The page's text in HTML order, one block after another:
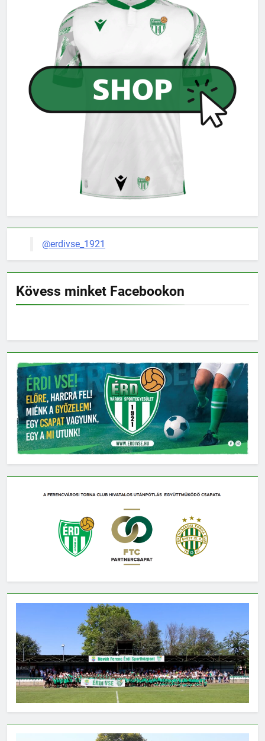
@erdivse_1921
Kövess minket Facebookon